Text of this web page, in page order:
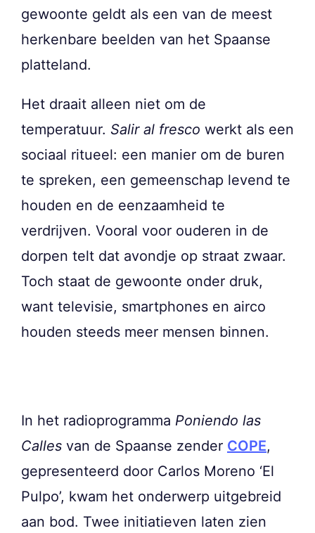
gewoonte geldt als een van de meest
herkenbare beelden van het Spaanse
platteland.
Het draait alleen niet om de
temperatuur. Salir al fresco werkt als een
sociaal ritueel: een manier om de buren
te spreken, een gemeenschap levend te
houden en de eenzaamheid te
verdrijven. Vooral voor ouderen in de
dorpen telt dat avondje op straat zwaar.
Toch staat de gewoonte onder druk,
want televisie, smartphones en airco
houden steeds meer mensen binnen.
In het radioprogramma Poniendo las
Calles van de Spaanse zender COPE,
gepresenteerd door Carlos Moreno ‘El
Pulpo’, kwam het onderwerp uitgebreid
aan bod. Twee initiatieven laten zien